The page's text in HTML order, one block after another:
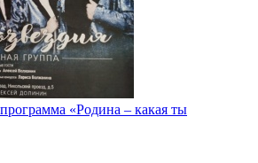
«Родина – какая ты